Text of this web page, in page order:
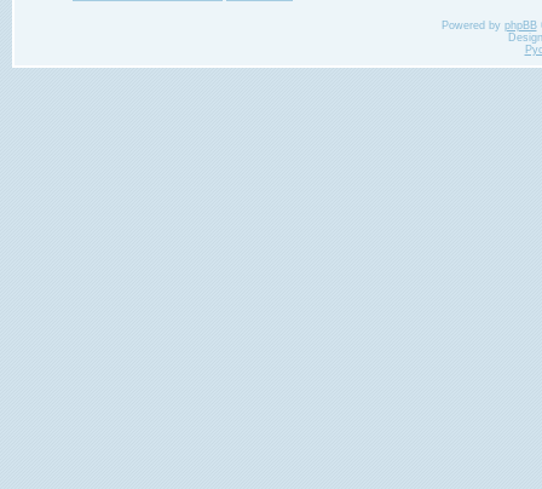
Powered by phpBB